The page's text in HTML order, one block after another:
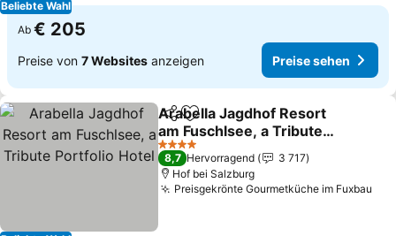
Beliebte Wahl
Ab € 205
Preise von 7 Websites anzeigen Preise sehen
TeilenZu Favoriten hinzufügen
Arabella Jagdhof Resort
am Fuschlsee, a Tribute
Portfolio Hotel
Preise sehen
4 Sterne
8,7 Hervorragend
3 717
Hof bei Salzburg
Preisgekrönte Gourmetküche im Fuxbau